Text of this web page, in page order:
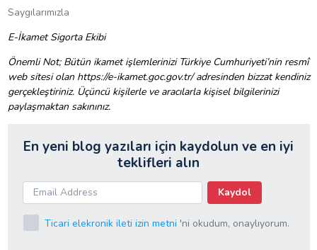
Saygılarımızla
E-İkamet Sigorta Ekibi
Önemli Not; Bütün ikamet işlemlerinizi Türkiye Cumhuriyeti’nin resmî
web sitesi olan https://e-ikamet.goc.gov.tr/adresinden bizzat kendiniz
gerçekleştiriniz. Üçüncü kişilerle ve aracılarla kişisel bilgilerinizi
paylaşmaktan sakınınız.
En yeni blog yazıları için kaydolun ve en iyi
teklifleri alın
Kaydol
Ticari elekronik ileti izin metni 'ni okudum, onaylıyorum.